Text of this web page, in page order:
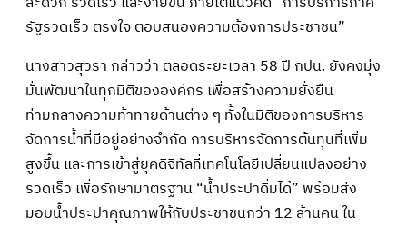
รัฐรวดเร็ว ตรงใจ ตอบสนองความต้องการประชาชน”
นางสาวสุวรา กล่าวว่า ตลอดระยะเวลา 58 ปี กปน. ยังคงมุ่ง
มั่นพัฒนาในทุกมิติขององค์กร เพื่อสร้างความยั่งยืน
ท่ามกลางความท้าทายด้านต่าง ๆ ทั้งในมิติของการบริหาร
จัดการน้ำที่มีอยู่อย่างจำกัด การบริหารจัดการต้นทุนที่เพิ่ม
สูงขึ้น และการเข้าสู่ยุคดิจิทัลที่เทคโนโลยีเปลี่ยนแปลงอย่าง
รวดเร็ว เพื่อรักษามาตรฐาน “น้ำประปาดื่มได้” พร้อมส่ง
มอบน้ำประปาคุณภาพให้กับประชาชนกว่า 12 ล้านคน ใน